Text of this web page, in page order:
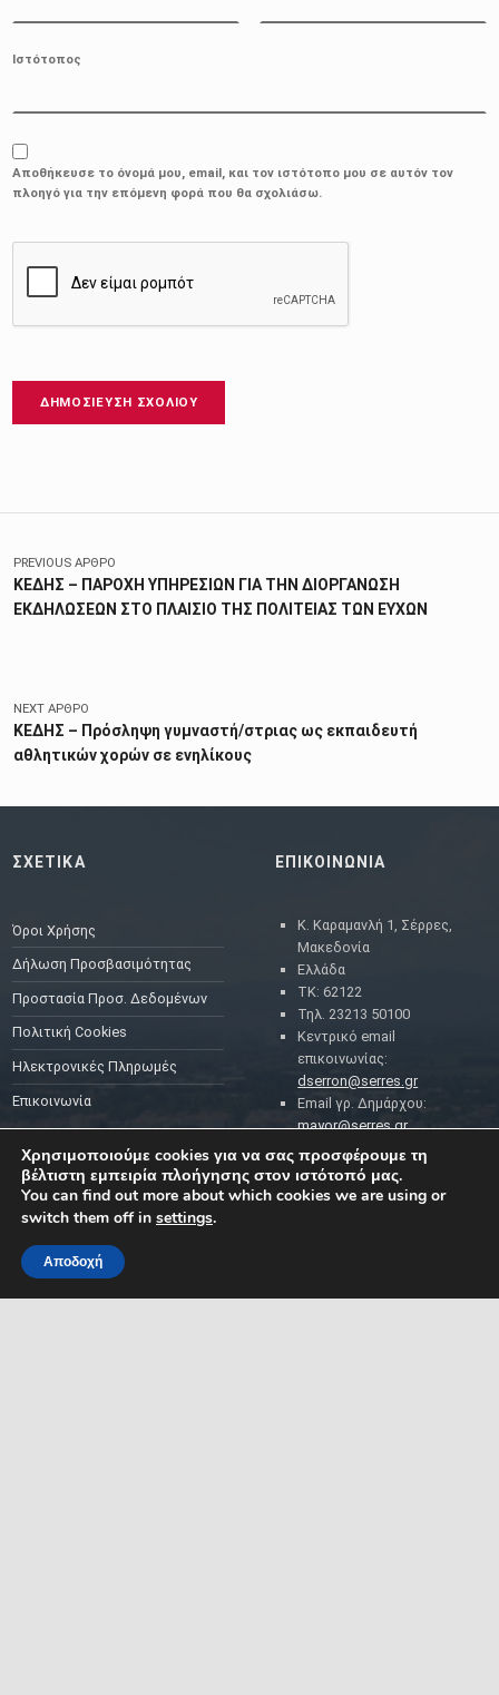
Ιστότοπος
Αποθήκευσε το όνομά μου, email, και τον ιστότοπο μου σε αυτόν τον
πλοηγό για την επόμενη φορά που θα σχολιάσω.
Πλοήγηση άρθρων
PREVIOUS ΆΡΘΡΟ
ΚΕΔΗΣ – ΠΑΡΟΧΗ ΥΠΗΡΕΣΙΩΝ ΓΙΑ ΤΗΝ ΔΙΟΡΓΑΝΩΣΗ
ΕΚΔΗΛΩΣΕΩΝ ΣΤΟ ΠΛΑΙΣΙΟ ΤΗΣ ΠΟΛΙΤΕΙΑΣ ΤΩΝ ΕΥΧΩΝ
NEXT ΆΡΘΡΟ
ΚΕΔΗΣ – Πρόσληψη γυμναστή/στριας ως εκπαιδευτή
αθλητικών χορών σε ενηλίκους
ΣΧΕΤΙΚΑ
Όροι Χρήσης
Δήλωση Προσβασιμότητας
Προστασία Προσ. Δεδομένων
Πολιτική Cookies
Ηλεκτρονικές Πληρωμές
Επικοινωνία
ΕΠΙΚΟΙΝΩΝΙΑ
Κ. Καραμανλή 1, Σέρρες,
Μακεδονία
Ελλάδα
ΤΚ: 62122
Τηλ. 23213 50100
Κεντρικό email
επικοινωνίας:
dserron@serres.gr
Email γρ. Δημάρχου:
mayor@serres.gr
Email DPO (Υπευθύνου
Προστασίας Δεδομένων):
dpo@serres.gr
ΡΟΗ ΕΙΔΗΣΕΩΝ
ΔΗΜΟΤΗ ΚΑΙ ΤΗΣ
Χρησιμοποιούμε cookies για να σας προσφέρουμε τη
βέλτιστη εμπειρία πλοήγησης στον ιστότοπό μας.
You can find out more about which cookies we are using or
switch them off in settings.
Αποδοχή